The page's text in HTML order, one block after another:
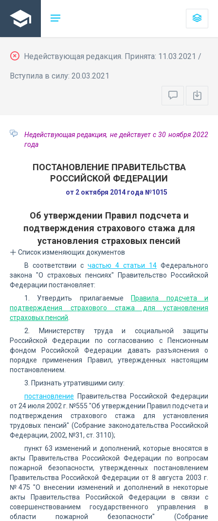
Недействующая редакция. Принята: 11.03.2021 /
Вступила в силу: 20.03.2021
Недействующая редакция, не действует с 30 ноября 2022
года
ПОСТАНОВЛЕНИЕ ПРАВИТЕЛЬСТВА
РОССИЙСКОЙ ФЕДЕРАЦИИ
от 2 октября 2014 года №1015
Об утверждении Правил подсчета и
подтверждения страхового стажа для
установления страховых пенсий
Список изменяющих документов
В соответствии с частью 4 статьи 14 Федерального
закона "О страховых пенсиях" Правительство Российской
Федерации постановляет:
1. Утвердить прилагаемые
Правила подсчета и
подтверждения страхового стажа для установления
страховых пенсий
2. Министерству труда и социальной защиты
Российской Федерации по согласованию с Пенсионным
фондом Российской Федерации давать разъяснения о
порядке применения Правил, утвержденных настоящим
постановлением.
3. Признать утратившими силу:
постановление Правительства Российской Федерации
от 24 июля 2002 г. №555 "Об утверждении Правил подсчета и
подтверждения страхового стажа для установления
трудовых пенсий" (Собрание законодательства Российской
Федерации, 2002, №31, ст. 3110);
пункт 63 изменений и дополнений, которые вносятся в
акты Правительства Российской Федерации по вопросам
пожарной безопасности, утвержденных постановлением
Правительства Российской Федерации от 8 августа 2003 г.
№475 "О внесении изменений и дополнений в некоторые
акты Правительства Российской Федерации в связи с
совершенствованием государственного управления в
области пожарной безопасности" (Собрание